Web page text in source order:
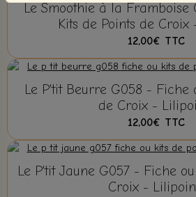
Le Smoothie à la Framboise
Kits de Points de Croix
12,00€ TTC
Le P'tit Beurre G058 - Fiche
de Croix -
12,00€ TTC
Le P'tit Jaune G057 - Fiche
Croix -